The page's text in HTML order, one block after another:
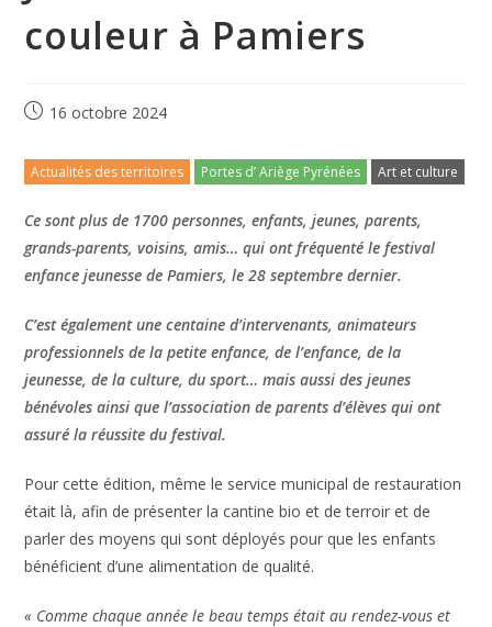
couleur à Pamiers
16 octobre 2024
Actualités des territoires Portes d’ Ariège Pyrénées Art et culture
Ce sont plus de 1700 personnes, enfants, jeunes, parents,
grands-parents, voisins, amis… qui ont fréquenté le festival
enfance jeunesse de Pamiers, le 28 septembre dernier.
C’est également une centaine d’intervenants, animateurs
professionnels de la petite enfance, de l’enfance, de la
jeunesse, de la culture, du sport… mais aussi des jeunes
bénévoles ainsi que l’association de parents d’élèves qui ont
assuré la réussite du festival.
Pour cette édition, même le service municipal de restauration
était là, afin de présenter la cantine bio et de terroir et de
parler des moyens qui sont déployés pour que les enfants
bénéficient d’une alimentation de qualité.
« Comme chaque année le beau temps était au rendez-vous et